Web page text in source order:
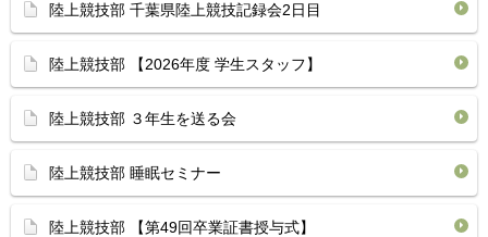
陸上競技部 ⁡千葉県陸上競技記録会2日目 ⁡
陸上競技部 【2026年度 学生スタッフ】
陸上競技部 ３年生を送る会
陸上競技部 睡眠セミナー
陸上競技部 【第49回卒業証書授与式】